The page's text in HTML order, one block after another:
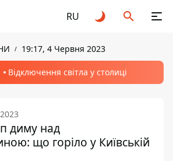
RU
19:17, 4 Червня 2023
Відключення світла у столиці
диму над
що горіло у Київській